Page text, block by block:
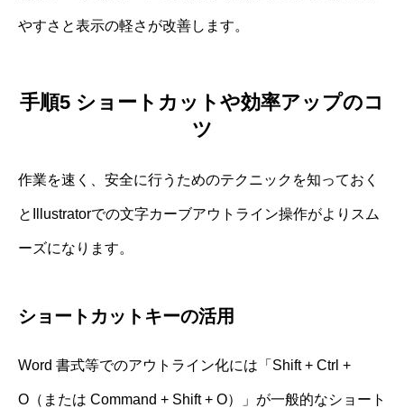
やすさと表示の軽さが改善します。
手順5 ショートカットや効率アップのコ
ツ
作業を速く、安全に行うためのテクニックを知っておく
とIllustratorでの文字カーブアウトライン操作がよりスム
ーズになります。
ショートカットキーの活用
Word 書式等でのアウトライン化には「Shift + Ctrl +
O（または Command + Shift + O）」が一般的なショート